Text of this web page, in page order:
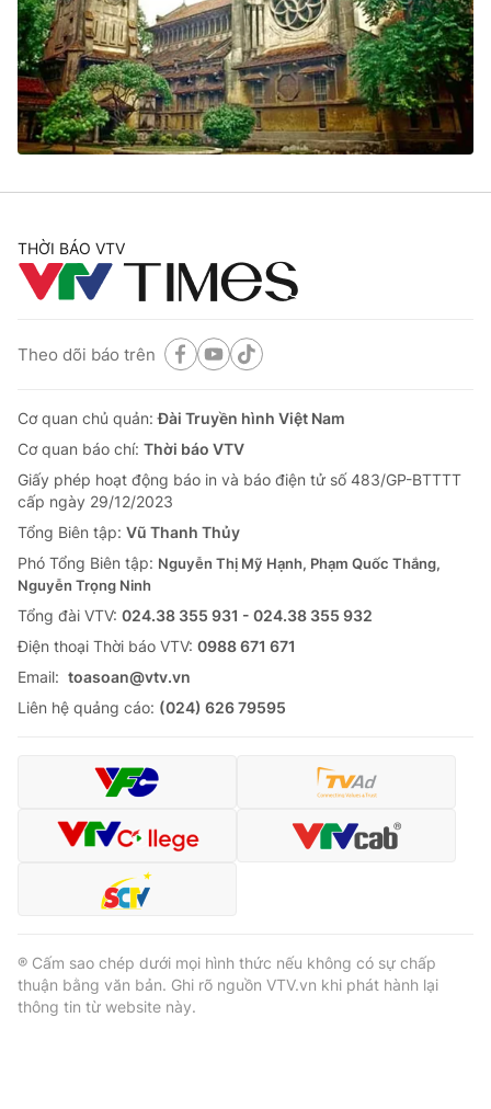
Theo dõi báo trên
Cơ quan chủ quản:Đài Truyền hình Việt Nam
Cơ quan báo chí:Thời báo VTV
Tổng Biên tập:
Phó Tổng Biên tập:Nguyễn Thị Mỹ Hạnh, Phạm Quốc Thắng,
Nguyễn Trọng Ninh
Ðiện thoại Thời báo VTV:024.66 897 897
Liên hệ quảng cáo: 024-7300.7108
® Cấm sao chép dưới mọi hình thức nếu không có sự chấp
thông tin từ website này.
THỜI BÁO VTV
Theo dõi báo trên
Cơ quan chủ quản:Đài Truyền hình Việt Nam
Cơ quan báo chí: Thời báo VTV
Giấy phép hoạt động báo in và báo điện tử số 483/GP-BTTTT
cấp ngày 29/12/2023
Tổng Biên tập: Vũ Thanh Thủy
Phó Tổng Biên tập: Nguyễn Thị Mỹ Hạnh, Phạm Quốc Thắng,
Nguyễn Trọng Ninh
Tổng đài VTV: 024.38 355 931 - 024.38 355 932
Ðiện thoại Thời báo VTV: 0988 671 671
Email: toasoan@vtv.vn
Liên hệ quảng cáo: (024) 626 79595
® Cấm sao chép dưới mọi hình thức nếu không có sự chấp
thuận bằng văn bản. Ghi rõ nguồn VTV.vn khi phát hành lại
thông tin từ website này.